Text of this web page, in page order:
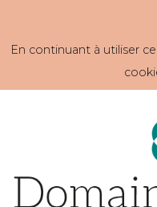
En continuant à utiliser